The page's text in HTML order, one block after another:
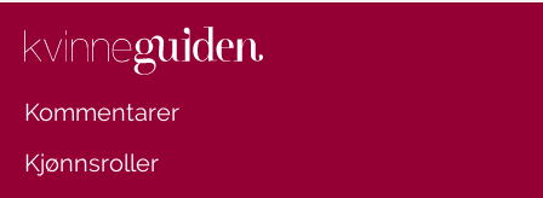
Kommentarer
Kjønnsroller